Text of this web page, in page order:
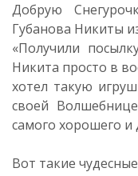
Добрую
Губанова Никиты
«Получили
Никита просто в
хотел такую
своей
самого хорошего и
Вот такие